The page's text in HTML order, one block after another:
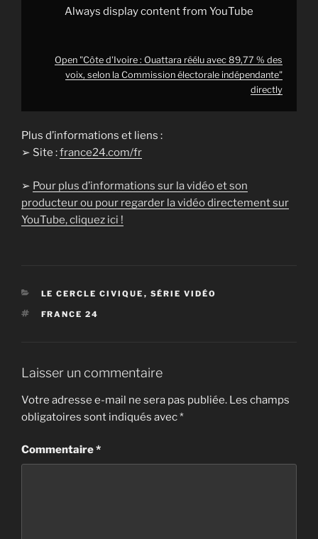
Always display content from YouTube
Open "Côte d'Ivoire : Ouattara réélu avec 89,77 % des
voix, selon la Commission électorale indépendante"
directly
Plus d’informations et liens :
➢ Site :france24.com/fr
➢ Pour plus d’informations sur la vidéo et son
producteur ou pour regarder la vidéo directement sur
YouTube, cliquez ici !
CATÉGORIES
LE CERCLE CIVIQUE , SÉRIE VIDÉO
ÉTIQUETTES
FRANCE 24
Laisser un commentaire
Votre adresse e-mail ne sera pas publiée. Les champs
obligatoires sont indiqués avec*
Commentaire*